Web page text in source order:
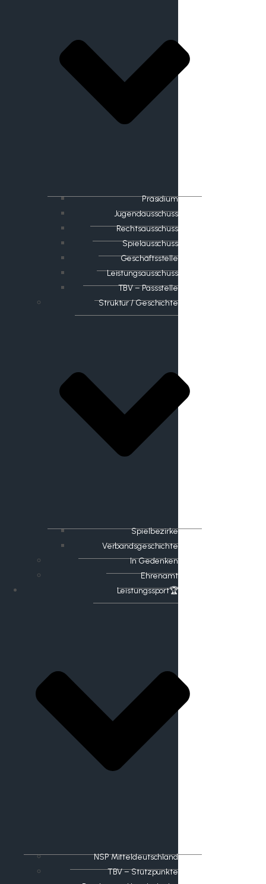
Präsidium
Jugendausschuss
Rechtsausschuss
Spielausschuss
Geschäftsstelle
Leistungsausschuss
TBV – Passstelle
Struktur / Geschichte
Spielbezirke
Verbandsgeschichte
In Gedenken
Ehrenamt
​Leistungssport🏆
NSP Mitteldeutschland
TBV – Stützpunkte